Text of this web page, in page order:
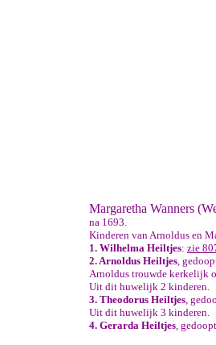
Margaretha Wanners
na 1693.
Kinderen van Arnoldus en
1. Wilhelma Heiltjes: zie
2. Arnoldus Heiltjes,
Arnoldus trouwde kerkelijk
Uit dit huwelijk 2 kinderen.
3. Theodorus Heiltjes,
Uit dit huwelijk 3 kinderen.
4. Gerarda Heiltjes,